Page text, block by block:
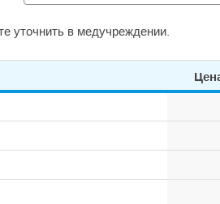
уточнить в медучреждении.